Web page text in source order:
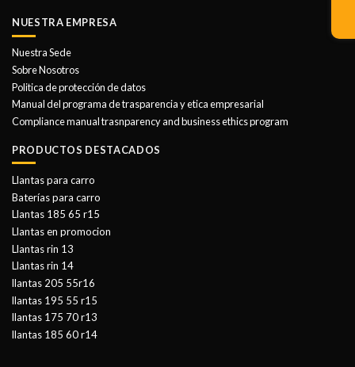
NUESTRA EMPRESA
Nuestra Sede
Sobre Nosotros
Politica de protección de datos
Manual del programa de trasparencia y etica empresarial
Compliance manual trasnparency and business ethics program
PRODUCTOS DESTACADOS
Llantas para carro
Baterías para carro
Llantas 185 65 r15
Llantas en promocion
Llantas rin 13
Llantas rin 14
llantas 205 55r16
llantas 195 55 r15
llantas 175 70 r13
llantas 185 60 r14